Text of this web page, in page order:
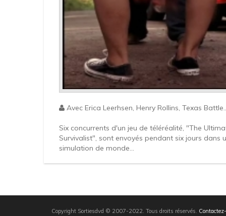
Avec Erica Leerhsen, Henry Rollins, Texas
Six concurrents d'un jeu de téléréalité, "The
Survivalist", sont envoyés pendant six jours dans
simulation de monde...
Copyright Sortiesdvd © 2007-2022. Tous droits réservés.